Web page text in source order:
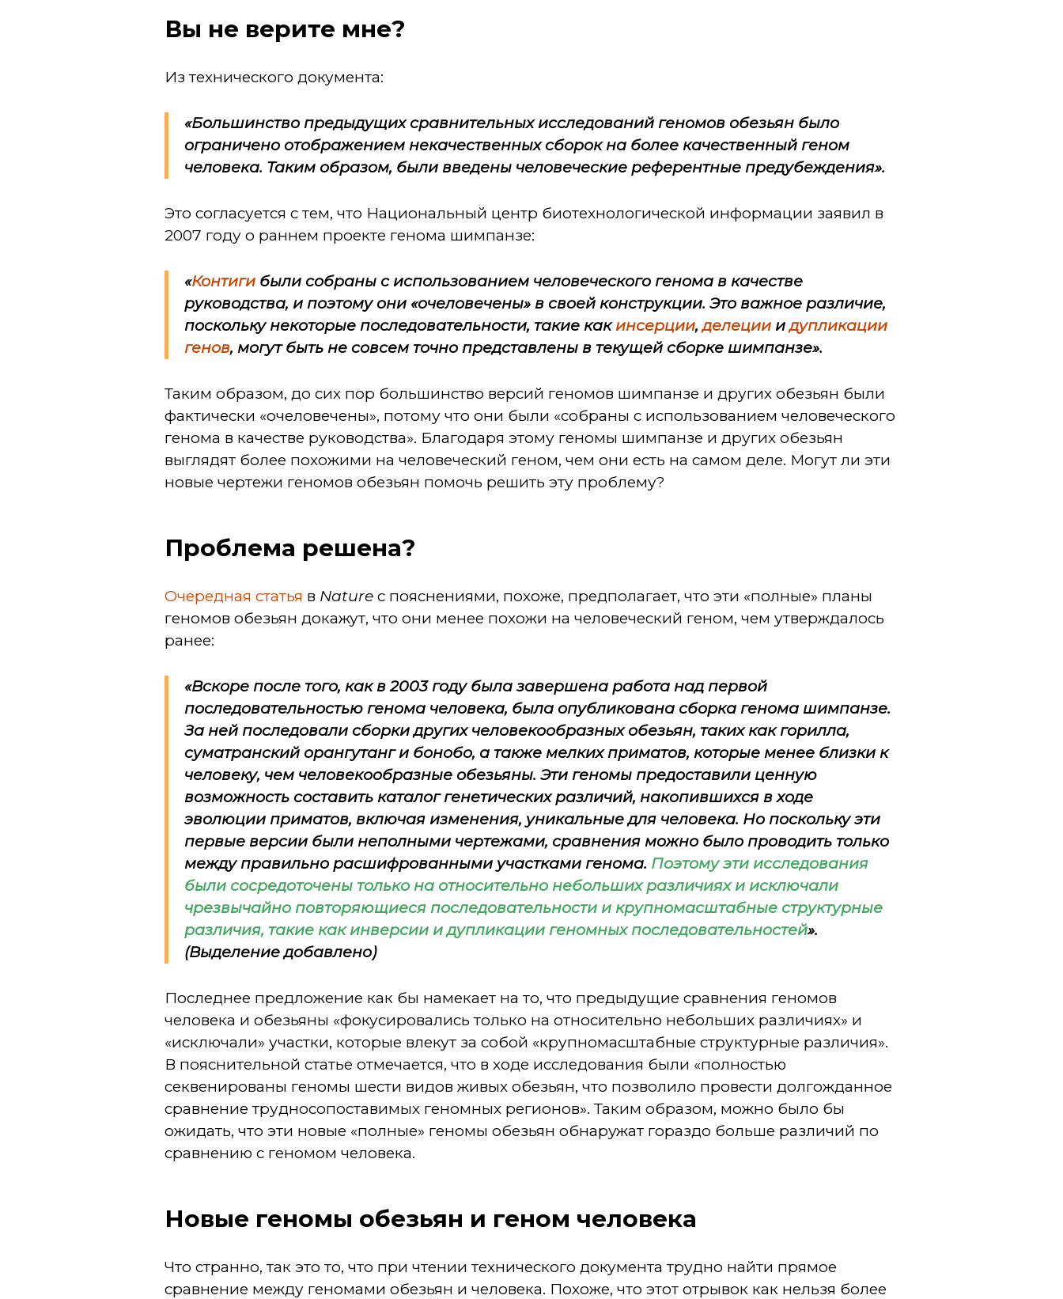
Вы не верите мне?
Из технического документа:
«Большинство предыдущих сравнительных исследований геномов обезьян было
ограничено отображением некачественных сборок на более качественный геном
человека. Таким образом, были введены человеческие референтные предубеждения».
Это согласуется с тем, что Национальный центр биотехнологической информации заявил в
2007 году о раннем проекте генома шимпанзе:
«Контиги были собраны с использованием человеческого генома в качестве
руководства, и поэтому они «очеловечены» в своей конструкции. Это важное различие,
поскольку некоторые последовательности, такие какинсерции,делеции идупликации
генов, могут быть не совсем точно представлены в текущей сборке шимпанзе».
Таким образом, до сих пор большинство версий геномов шимпанзе и других обезьян были
фактически «очеловечены», потому что они были «собраны с использованием человеческого
генома в качестве руководства». Благодаря этому геномы шимпанзе и других обезьян
выглядят более похожими на человеческий геном, чем они есть на самом деле. Могут ли эти
новые чертежи геномов обезьян помочь решить эту проблему?
Проблема решена?
Очередная статья в Nature с пояснениями, похоже, предполагает, что эти «полные» планы
геномов обезьян докажут, что они менее похожи на человеческий геном, чем утверждалось
ранее:
«Вскоре после того, как в 2003 году была завершена работа над первой
последовательностью генома человека, была опубликована сборка генома шимпанзе.
За ней последовали сборки других человекообразных обезьян, таких как горилла,
суматранский орангутанг и бонобо, а также мелких приматов, которые менее близки к
человеку, чем человекообразные обезьяны. Эти геномы предоставили ценную
возможность составить каталог генетических различий, накопившихся в ходе
эволюции приматов, включая изменения, уникальные для человека. Но поскольку эти
первые версии были неполными чертежами, сравнения можно было проводить только
между правильно расшифрованными участками генома. Поэтому эти исследования
были сосредоточены только на относительно небольших различиях и исключали
чрезвычайно повторяющиеся последовательности и крупномасштабные структурные
различия, такие как инверсии и дупликации геномных последовательностей».
(Выделение добавлено)
Последнее предложение как бы намекает на то, что предыдущие сравнения геномов
человека и обезьяны «фокусировались только на относительно небольших различиях» и
«исключали» участки, которые влекут за собой «крупномасштабные структурные различия».
В пояснительной статье отмечается, что в ходе исследования были «полностью
секвенированы геномы шести видов живых обезьян, что позволило провести долгожданное
сравнение трудносопоставимых геномных регионов». Таким образом, можно было бы
ожидать, что эти новые «полные» геномы обезьян обнаружат гораздо больше различий по
сравнению с геномом человека.
Новые геномы обезьян и геном человека
Что странно, так это то, что при чтении технического документа трудно найти прямое
сравнение между геномами обезьян и человека. Похоже, что этот отрывок как нельзя более